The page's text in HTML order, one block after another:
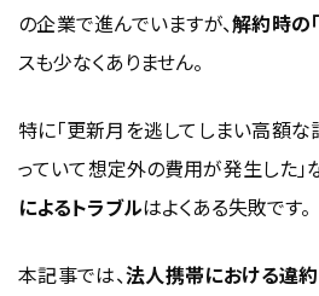
違約金ゼロで法人携帯を
契約満了月（更新月）を正しく確
解約時に必ず確認すべきポイント
更新月管理と事前準備で違約
キャリア別｜法人携帯の
意点
の企業で進んでいますが、解約時の
スも少なくありません。
特に「更新月を逃してしまい高額な
っていて想定外の費用が発生した」
によるトラブルはよくある失敗です。
本記事では、法人携帯における違